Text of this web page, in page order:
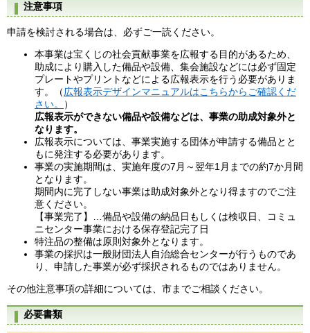
注意事項
申請を検討される場合は、必ずご一読ください。
本事業は宝くじの社会貢献事業を広報する目的があるため、
助成により購入した備品や設備、集会施設などには必ず固定
プレートやプリントなどによる広報表示を行う必要がありま
す。（広報表示デザインマニュアルはこちらからご確認くだ
さい。
）
広報表示ができない備品や設備などは、事業の助成対象外と
なります。
広報表示については、事業実施する団体が申請する備品とと
もに発注する必要があります。
事業の実施期間は、実施年度の7月～翌年1月までの約7か月間
となります。
期間内に完了しない事業は助成対象外となり得ますのでご注
意ください。
【事業完了】…備品や設備の納品日もしくは検収日、コミュ
ニセンター事業における保存登記完了日
特注品の整備は原則対象外となります。
事業の採択は一般財団法人自治総合センターが行うものであ
り、申請した事業が必ず採択されるものではありません。
その他注意事項の詳細については、市までご相談ください。
必要書類